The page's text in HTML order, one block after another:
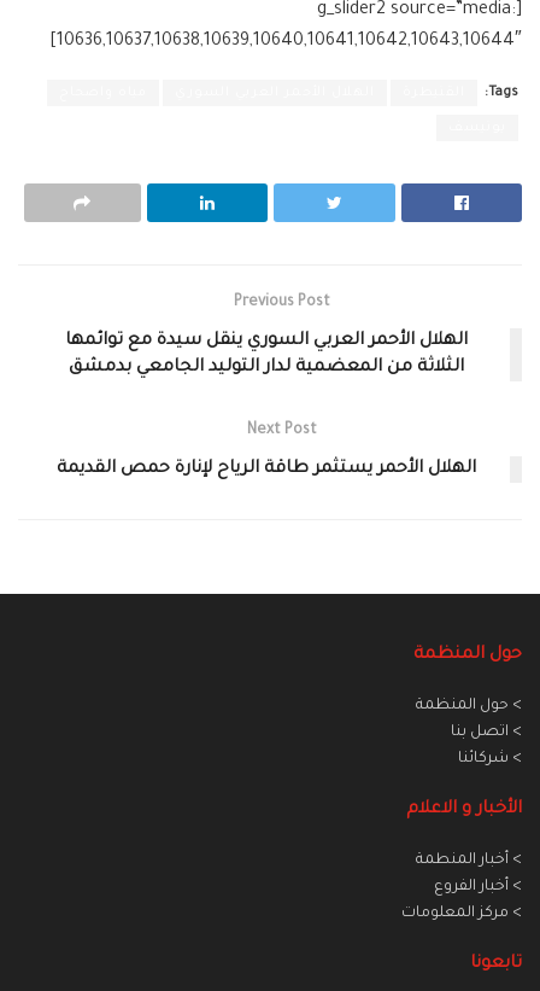
[g_slider2 source=”media:
10636,10637,10638,10639,10640,10641,10642,10643,10644″]
Tags:
Previous Post
الهلال الأحمر العربي السوري ينقل سيدة مع توائمها
الثلاثة من المعضمية لدار التوليد الجامعي بدمشق
Next Post
الهلال الأحمر يستثمر طاقة الرياح لإنارة حمص القديمة
حول المنظمة
> حول المنظمة
> اتصل بنا
> شركائنا
الأخبار و الاعلام
> أخبار المنطمة
> أخبار الفروع
> مركز المعلومات
تابعونا